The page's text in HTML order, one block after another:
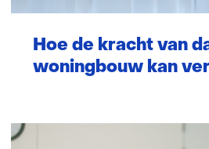
Hoe de kracht van
woningbouw kan